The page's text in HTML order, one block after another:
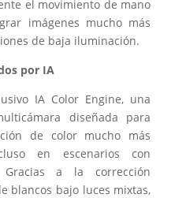
el movimiento de mano
imágenes mucho más
de baja iluminación.
por IA
IA Color Engine, una
diseñada para
de color mucho más
en escenarios con
Gracias a la corrección
blancos bajo luces mixtas,